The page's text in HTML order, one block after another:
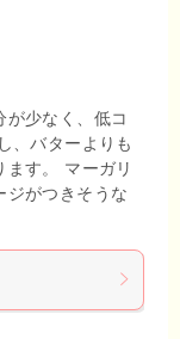
が少なく、低コ
、バターよりも
す。 マーガリ
ジがつきそうな